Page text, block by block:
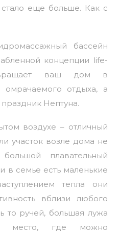
еще больше. Как с
бассейн
концепции life-
ваш дом в
отдыха, а
Нептуна.
воздухе – отличный
участок возле дома не
плавательный
в семье есть маленькие
тепла они
вблизи любого
то ручей, большая лужа
место, где можно